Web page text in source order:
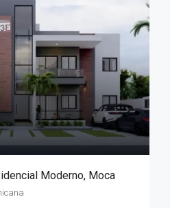
Moderno, Moca